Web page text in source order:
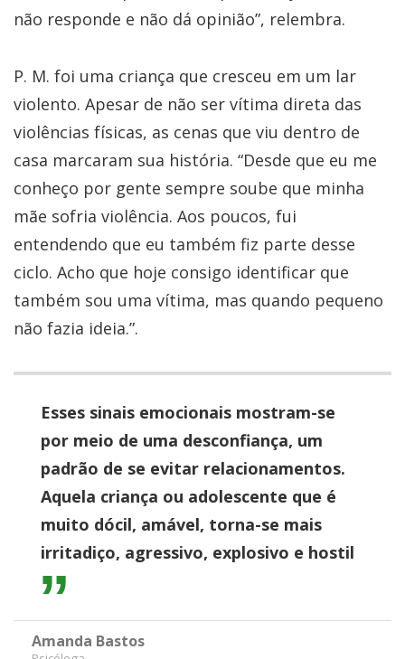
não responde e não dá opinião”, relembra.
P. M. foi uma criança que cresceu em um lar
violento. Apesar de não ser vítima direta das
violências físicas, as cenas que viu dentro de
casa marcaram sua história. “Desde que eu me
conheço por gente sempre soube que minha
mãe sofria violência. Aos poucos, fui
entendendo que eu também fiz parte desse
ciclo. Acho que hoje consigo identificar que
também sou uma vítima, mas quando pequeno
não fazia ideia.”.
Esses sinais emocionais mostram-se
por meio de uma desconfiança, um
padrão de se evitar relacionamentos.
Aquela criança ou adolescente que é
muito dócil, amável, torna-se mais
irritadiço, agressivo, explosivo e hostil
Amanda Bastos